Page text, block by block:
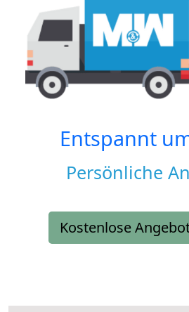
Entspannt
Persönliche
Kostenlose